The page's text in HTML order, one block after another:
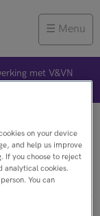
Menu
met V&VN
vacatures
on your device
and help us improve
If you choose to reject
analytical cookies.
You can